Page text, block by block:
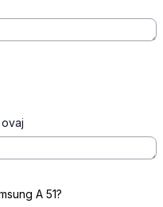
A 51?